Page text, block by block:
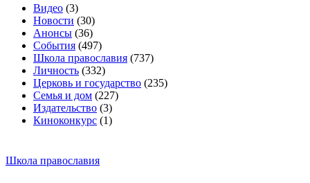
Видео (3)
Новости (30)
Анонсы (36)
События (497)
Школа православия (737)
Личность (332)
Церковь и государство (235)
Семья и дом (227)
Издательство (3)
Киноконкурс (1)
Школа православия